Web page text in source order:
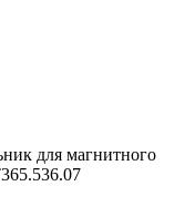
для магнитного